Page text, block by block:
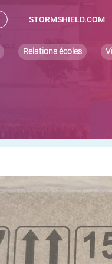
STORMSHIELD.COM
Relations écoles